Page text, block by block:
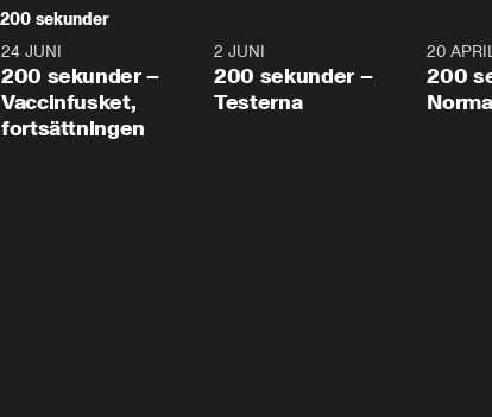
200 sekunder
5:00
24 JUNI
200 sekunder –
Vaccinfusket,
fortsättningen
4:23
2 JUNI
200 sekunder –
Testerna
20
200